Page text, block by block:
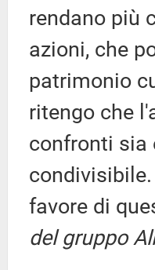
rendano più
azioni, che
patrimonio
ritengo che
confronti sia
favore di
del gruppo